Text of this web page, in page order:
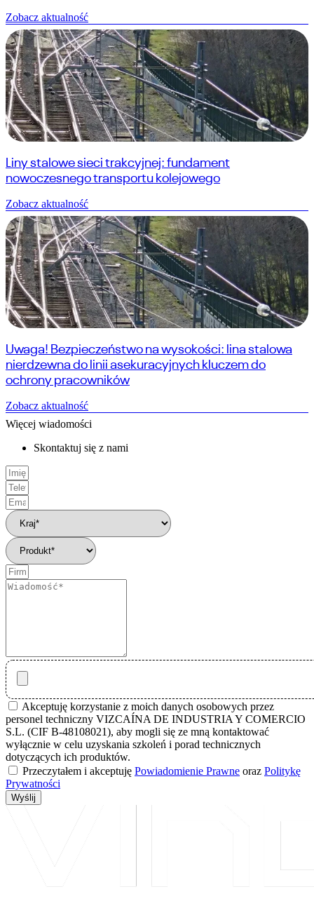
Zobacz aktualność
Liny stalowe sieci trakcyjnej: fundament
nowoczesnego transportu kolejowego
Zobacz aktualność
Uwaga! Bezpieczeństwo na wysokości: lina stalowa
nierdzewna do linii asekuracyjnych kluczem do
ochrony pracowników
Zobacz aktualność
Więcej wiadomości
Skontaktuj się z nami
Akceptuję korzystanie z moich danych osobowych przez
personel techniczny VIZCAÍNA DE INDUSTRIA Y COMERCIO
S.L. (CIF B-48108021), aby mogli się ze mną kontaktować
wyłącznie w celu uzyskania szkoleń i porad technicznych
dotyczących ich produktów.
Przeczytałem i akceptuję Powiadomienie Prawne oraz Politykę
Prywatności
Wyślij